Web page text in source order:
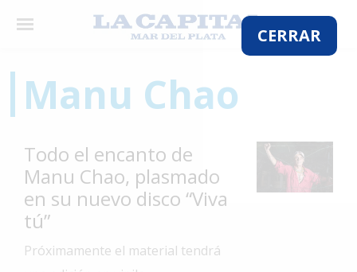
CERRAR
×
El
Mundo
La
Zona
Cultura
Manu Chao
Todo el encanto de
Manu Chao, plasmado
en su nuevo disco “Viva
tú”
Próximamente el material tendrá